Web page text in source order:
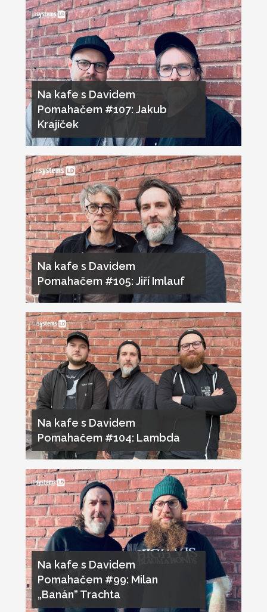
Na kafe s Davidem
Pomahačem #107: Jakub
Krajíček
Na kafe s Davidem
Pomahačem #105: Jiří Imlauf
Na kafe s Davidem
Pomahačem #104: Lambda
Na kafe s Davidem
Pomahačem #99: Milan
„Banán“ Trachta